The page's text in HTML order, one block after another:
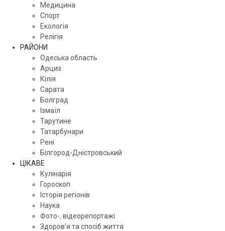
Медицина
Спорт
Екологія
Релігія
РАЙОНИ
Одеська область
Арциз
Кілія
Сарата
Болград
Ізмаїл
Тарутине
Татарбунари
Рені
Білгород-Дністровський
ЦІКАВЕ
Кулінарія
Гороскоп
Історія регіонів
Наука
Фото-, відеорепортажі
Здоров’я та спосіб життя